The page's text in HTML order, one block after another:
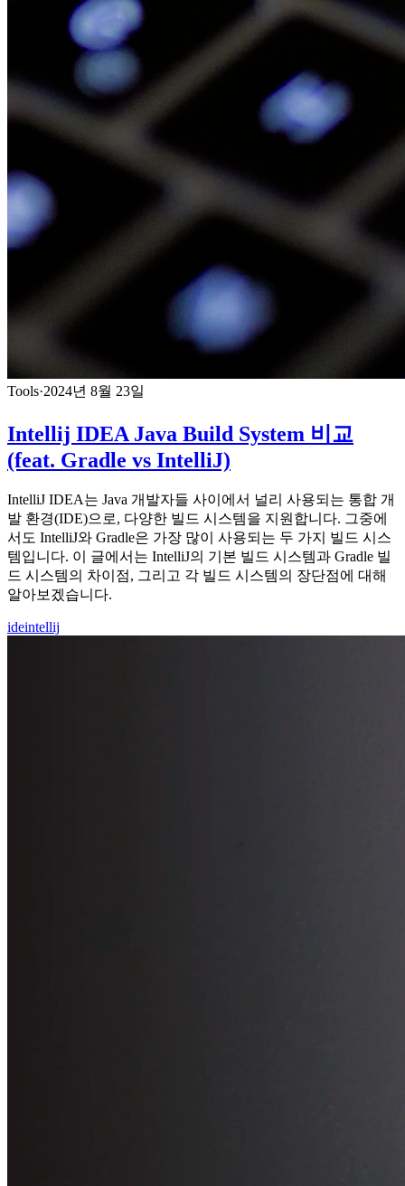
Tools·2024년 8월 23일
Intellij IDEA Java Build System 비교
(feat. Gradle vs IntelliJ)
IntelliJ IDEA는 Java 개발자들 사이에서 널리 사용되는 통합 개
발 환경(IDE)으로, 다양한 빌드 시스템을 지원합니다. 그중에
서도 IntelliJ와 Gradle은 가장 많이 사용되는 두 가지 빌드 시스
템입니다. 이 글에서는 IntelliJ의 기본 빌드 시스템과 Gradle 빌
드 시스템의 차이점, 그리고 각 빌드 시스템의 장단점에 대해
알아보겠습니다.
ideintellij